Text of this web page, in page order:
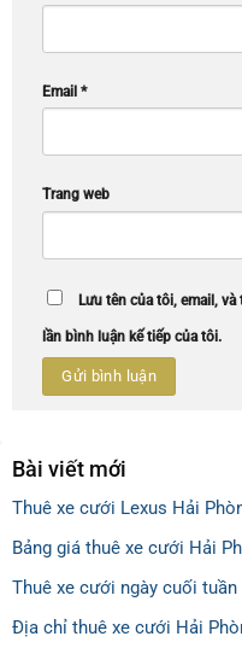
Email *
Trang web
Lưu tên của tôi, email,
lần bình luận kế tiếp của tôi.
Bài viết mới
Thuê xe cưới Lexus Hải
Bảng giá thuê xe cưới Hải
Thuê xe cưới ngày cuối tuần
Địa chỉ thuê xe cưới Hải